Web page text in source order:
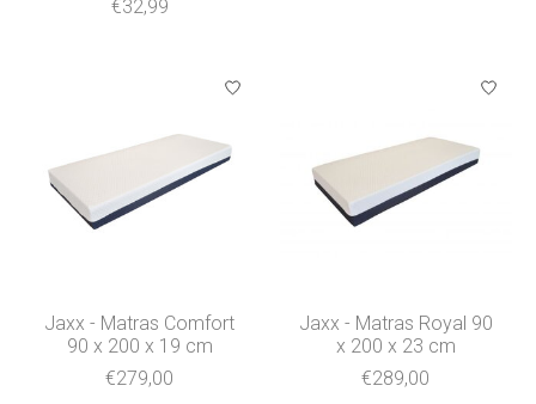
€32,99
Jaxx - Matras Comfort
90 x 200 x 19 cm
€279,00
Jaxx - Matras Royal 90
x 200 x 23 cm
€289,00